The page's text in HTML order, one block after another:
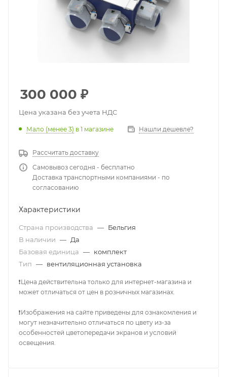
300 000 ₽
Цена указана без учета НДС
Мало (менее 3) в 1 магазине Нашли дешевле?
Рассчитать доставку
Самовывоз сегодня - бесплатно
Доставка транспортными компаниями - по
согласованию
Характеристики
Страна производства — Бельгия
В наличии — Да
Базовая единица — комплект
Тип — вентиляционная установка
❗Цена действительна только для интернет-магазина и
может отличаться от цен в розничных магазинах.
❗Изображения на сайте приведены для ознакомления и
могут незначительно отличаться по цвету из-за
особенностей цветопередачи экранов и условий
освещения.